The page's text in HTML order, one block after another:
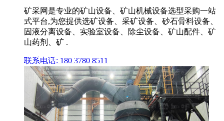
矿采网是专业的矿山设备、矿山机械设备选型采购一站
式平台,为您提供选矿设备、采矿设备、砂石骨料设备、
固液分离设备、实验室设备、除尘设备、矿山配件、矿
山药剂、矿 .
联系电话: 180 3780 8511